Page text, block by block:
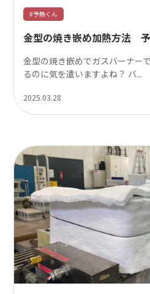
2025.03.28
#予熱くん
金型の焼き嵌め加熱方法
金型の焼き嵌めでガスバーナー
るのに気を遣いますよね？ バ...